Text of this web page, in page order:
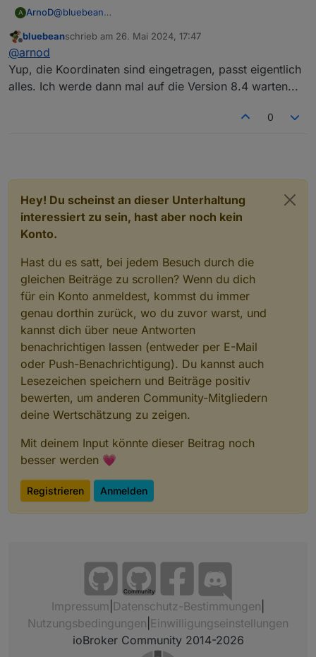
A ArnoD@bluebean
Koordinaten eingetragen?
Offline
bluebeanschrieb am 26. Mai 2024, 17:47
zuletzt editiert von
@arnod
Yup, die Koordinaten sind eingetragen, passt eigentlich
alles. Ich werde dann mal auf die Version 8.4 warten...
0
Hey! Du scheinst an dieser Unterhaltung
interessiert zu sein, hast aber noch kein
Konto.
Hast du es satt, bei jedem Besuch durch die
gleichen Beiträge zu scrollen? Wenn du dich
für ein Konto anmeldest, kommst du immer
genau dorthin zurück, wo du zuvor warst, und
kannst dich über neue Antworten
benachrichtigen lassen (entweder per E-Mail
oder Push-Benachrichtigung). Du kannst auch
Lesezeichen speichern und Beiträge positiv
bewerten, um anderen Community-Mitgliedern
deine Wertschätzung zu zeigen.
Mit deinem Input könnte dieser Beitrag noch
besser werden 💗
Registrieren Anmelden
Community
Impressum Datenschutz-Bestimmungen
Nutzungsbedingungen Einwilligungseinstellungen
ioBroker Community 2014-2026